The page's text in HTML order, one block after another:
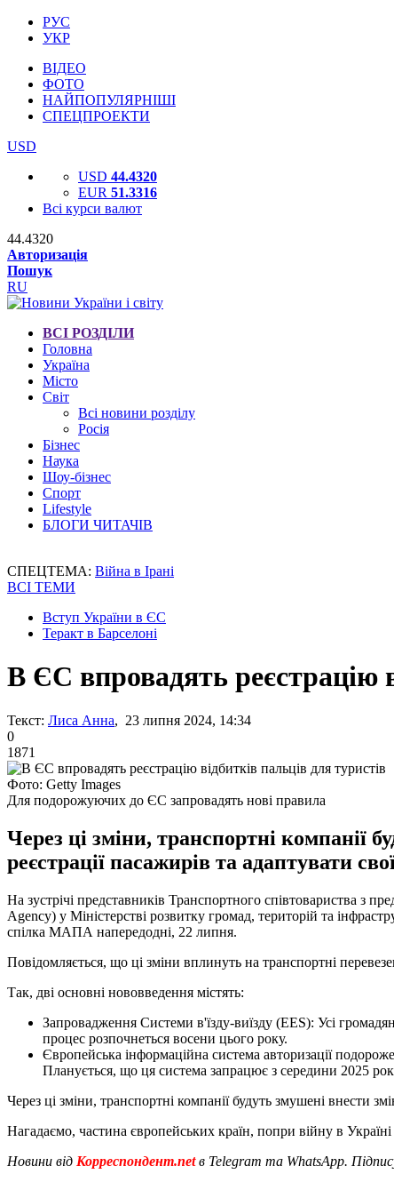
РУС
УКР
ВІДЕО
ФОТО
НАЙПОПУЛЯРНІШІ
СПЕЦПРОЕКТИ
USD
USD 44.4320
EUR 51.3316
Всі курси валют
44.4320
Авторизація
Пошук
RU
ВСІ РОЗДІЛИ
Головна
Україна
Місто
Світ
Всі новини розділу
Росія
Бізнес
Наука
Шоу-бізнес
Спорт
Lifestyle
БЛОГИ ЧИТАЧІВ
СПЕЦТЕМА: Війна в Ірані
ВСІ ТЕМИ
Вступ України в ЄС
Теракт в Барселоні
В ЄС впровадять реєстрацію
Текст: Лиса Анна, 23 липня 2024, 14:34
0
1871
Фото: Getty Images
Для подорожуючих до ЄС запровадять нові правила
Через ці зміни, транспортні компанії
реєстрації пасажирів та адаптувати
На зустрічі представників Транспортного співтовариства з
Agency) у Міністерстві розвитку громад, територій та
спілка МАПА напередодні, 22 липня.
Повідомляється, що ці зміни вплинуть на транспортні
Так, дві основні нововведення містять:
Запровадження Системи в'їзду-виїзду (EES): Усі
процес розпочнеться восени цього року.
Європейська інформаційна система авторизації
Планується, що ця система запрацює з середини 2025
Через ці зміни, транспортні компанії будуть змушені внести
Нагадаємо, частина європейських країн, попри війну в Україні
Новини від Корреспондент.netв Telegram та WhatsApp.